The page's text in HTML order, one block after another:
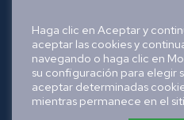
Política de cookies
Política de envíos,
Aviso legal
Haga clic en Aceptar y
aceptar las cookies y
navegando o haga clic en
su configuración para elegir
aceptar determinadas
mientras permanece en el